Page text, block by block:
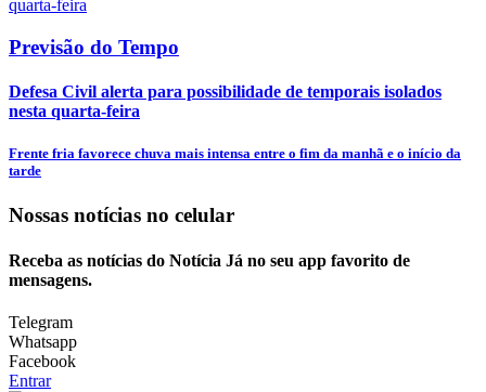
Previsão do Tempo
Defesa Civil alerta para possibilidade de temporais isolados
nesta quarta-feira
Frente fria favorece chuva mais intensa entre o fim da manhã e o início da
tarde
Nossas notícias no celular
Receba as notícias do Notícia Já no seu app favorito de
mensagens.
Telegram
Whatsapp
Facebook
Entrar